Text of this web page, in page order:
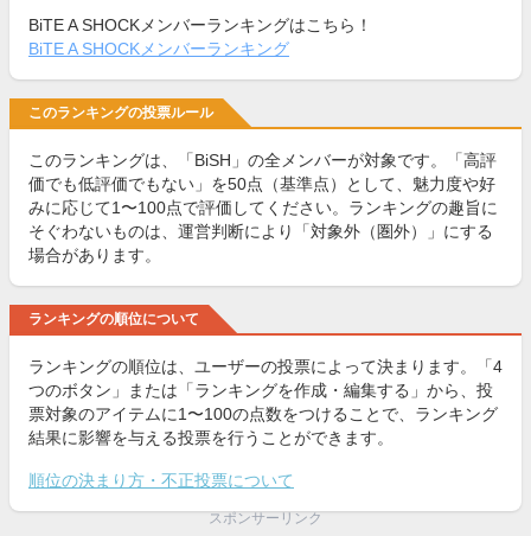
BiTE A SHOCKメンバーランキングはこちら！
BiTE A SHOCKメンバーランキング
このランキングの投票ルール
このランキングは、「BiSH」の全メンバーが対象です。「高評
価でも低評価でもない」を50点（基準点）として、魅力度や好
みに応じて1〜100点で評価してください。ランキングの趣旨に
そぐわないものは、運営判断により「対象外（圏外）」にする
場合があります。
ランキングの順位について
ランキングの順位は、ユーザーの投票によって決まります。「4
つのボタン」または「ランキングを作成・編集する」から、投
票対象のアイテムに1〜100の点数をつけることで、ランキング
結果に影響を与える投票を行うことができます。
順位の決まり方・不正投票について
スポンサーリンク